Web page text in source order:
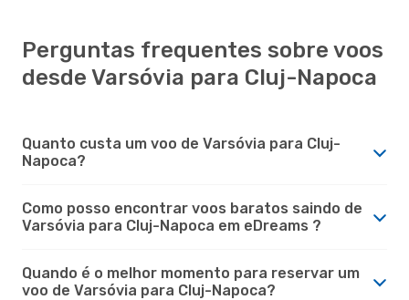
Perguntas frequentes sobre voos
desde Varsóvia para Cluj-Napoca
Quanto custa um voo de Varsóvia para Cluj-
Napoca?
Como posso encontrar voos baratos saindo de
Varsóvia para Cluj-Napoca em eDreams ?
Quando é o melhor momento para reservar um
voo de Varsóvia para Cluj-Napoca?